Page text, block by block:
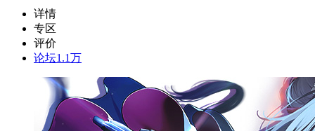
详情
专区
评价
论坛1.1万